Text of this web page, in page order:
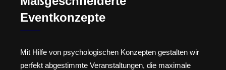
Eventkonzepte
Mit Hilfe von psychologischen Konzepten gestalten wir
perfekt abgestimmte Veranstaltungen, die maximale